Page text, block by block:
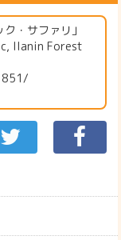
・サファリ」
Ilanin Forest